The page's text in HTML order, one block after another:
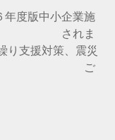
年度版中小企業施
表 されま
り支援対策、震災
が施策を ご